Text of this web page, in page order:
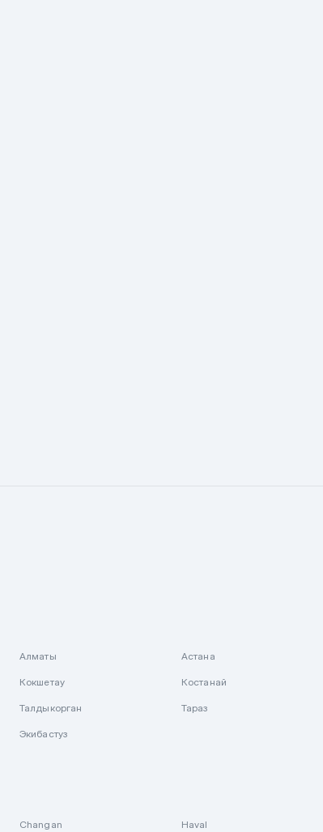
Алматы Астана
Кокшетау Костанай
Талдыкорган Тараз
Экибастуз
Changan Haval